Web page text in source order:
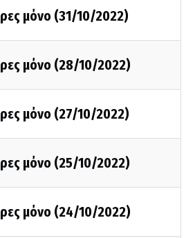
μόνο (31/10/2022)
μόνο (28/10/2022)
μόνο (27/10/2022)
μόνο (25/10/2022)
μόνο (24/10/2022)